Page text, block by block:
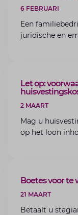
6 FEBRUARI
Een
juridische en
ARTIKEL
Let op:
2 MAART
Mag u
op het loon
ARTIKEL
Boetes voor te
21 MAART
Betaalt u